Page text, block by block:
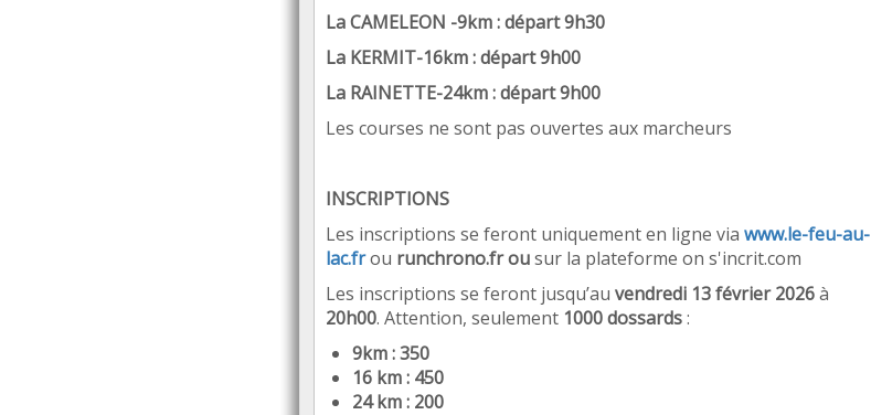
La CAMELEON -9km : départ 9h30
La KERMIT-16km : départ 9h00
La RAINETTE-24km : départ 9h00
Les courses ne sont pas ouvertes aux marcheurs
INSCRIPTIONS
Les inscriptions se feront uniquement en ligne via www.le-feu-au-
lac.frou runchrono.fr ousur la plateforme on s'incrit.com
Les inscriptions se feront jusqu’au vendredi 13 février 2026à
20h00. Attention, seulement 1000 dossards:
9km : 350
16 km : 450
24 km : 200